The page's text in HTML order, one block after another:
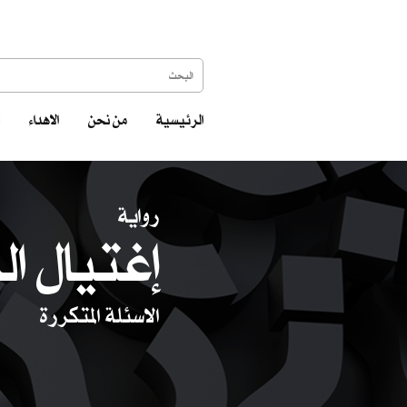
الرئيسية من نحن الاهداء
رواية
إغتيال
الاسئلة المتكررة